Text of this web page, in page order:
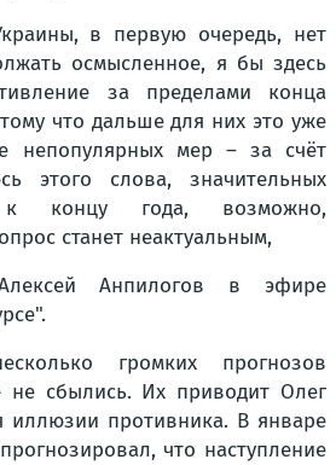
в первую очередь, нет
осмысленное, я бы здесь
за пределами конца
что дальше для них это уже
непопулярных мер – за счёт
этого слова, значительных
концу года, возможно,
станет неактуальным,
Анпилогов в эфире
громких прогнозов
не сбылись. Их приводит Олег
иллюзии противника. В январе
что наступление